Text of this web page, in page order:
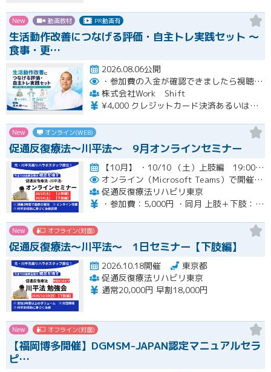
New 動画教材 PR動画有
生活動作改善につなげる評価・自主トレ実践セット ～
食事・更…
2026.08.06公開
・参加費の入金が確認できましたら視聴用URLとパスワードおよび資料をお申込みいただきましたメールアドレスに送付します。
株式会社Work Shift
¥4,000 クレジットカード決済あるいは銀行振込となります。
New オンライン(WEB)
促通反復療法〜川平法〜 9月オンラインセミナー
【10月】 ・10/10 （土）上肢編 19:00-20:30(最大21:00) ・10/24（土）下肢編 19…開催
オンライン（Microsoft Teams）で開催。ご入金確認後メールにてURLをお知らせいたします。
促通反復療法リハビリ東京
・参加費：5,000円 ・同月 上肢＋下肢：9,000円
New オフライン(対面)
促通反復療法〜川平法〜 1日セミナー【下肢編】
2026.10.18開催
東京都
促通反復療法リハビリ東京
通常20,000円 早割18,000円
New オフライン(対面)
【福岡博多開催】DGMSM-JAPAN認定マニュアルセラ
ピ…